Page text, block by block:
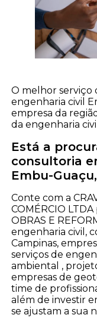
O melhor serviço
engenharia civil
empresa da
da engenharia
Está a
consultoria
Embu-Guaçu,
Conte com a
COMÉRCIO
OBRAS E
engenharia civil,
Campinas,
serviços de
ambiental ,
empresas de
time de
além de investir
se ajustam a sua